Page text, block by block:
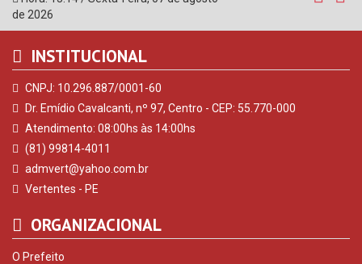
de 2026
INSTITUCIONAL
CNPJ: 10.296.887/0001-60
Dr. Emídio Cavalcanti, nº 97, Centro - CEP: 55.770-000
Atendimento: 08:00hs às 14:00hs
(81) 99814-4011
admvert@yahoo.com.br
Vertentes - PE
ORGANIZACIONAL
O Prefeito